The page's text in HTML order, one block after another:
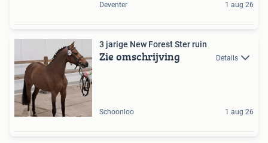
Deventer 1 aug 26
3 jarige New Forest Ster ruin
Zie omschrijving Details
Schoonloo 1 aug 26